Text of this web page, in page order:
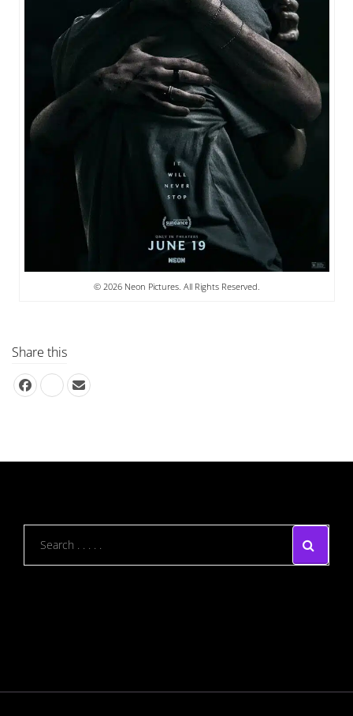
© 2026 Neon Pictures. All Rights Reserved.
Share this